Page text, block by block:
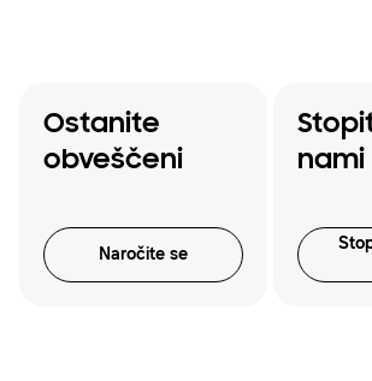
Ostanite
obveščeni
Naročite se
nami